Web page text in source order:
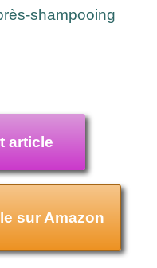
shampooing
article
sur Amazon